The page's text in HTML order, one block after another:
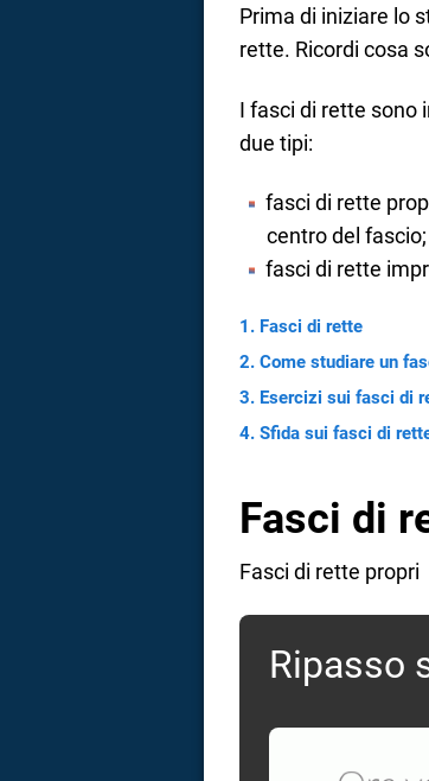
Prima di iniziare lo
rette. Ricordi cosa
I fasci di rette sono
due tipi:
fasci di rette
centro del fascio;
fasci di rette
Fasci di rette
Come studiare un
Esercizi sui fasci di
Sfida sui fasci di
Fasci di
Fasci di rette propri
Ripasso